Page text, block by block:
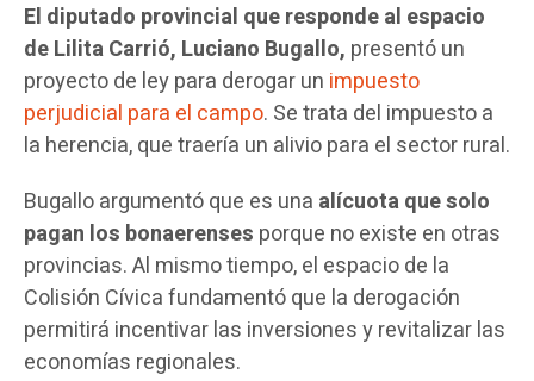
El diputado provincial que responde al espacio
de Lilita Carrió, Luciano Bugallo, presentó un
proyecto de ley para derogar un impuesto
perjudicial para el campo. Se trata del impuesto a
la herencia, que traería un alivio para el sector rural.
Bugallo argumentó que es una alícuota que solo
pagan los bonaerenses porque no existe en otras
provincias. Al mismo tiempo, el espacio de la
Colisión Cívica fundamentó que la derogación
permitirá incentivar las inversiones y revitalizar las
economías regionales.